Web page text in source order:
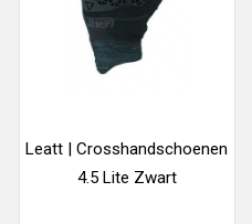
Leatt | Crosshandschoenen
4.5 Lite Zwart